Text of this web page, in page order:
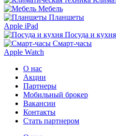
Мебель
Планшеты
Apple iPad
Посуда и кухня
Смарт-часы
Apple Watch
О нас
Акции
Партнеры
Мобильный брокер
Вакансии
Контакты
Стать партнером